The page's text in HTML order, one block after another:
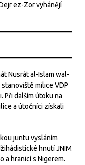
ez-Zor vyhánějí
Nusrát al-Islam wal-
milice VDP
Při dalším útoku na
a útočníci získali
juntu vysláním
hnutí JNIM
a hranicí s Nigerem.